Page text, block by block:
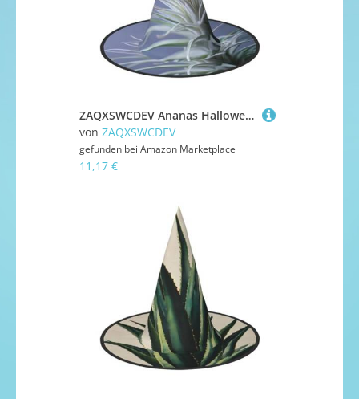
ZAQXSWCDEV Ananas Halloween Hut - Gruseliges Party-Kostüm-Accessoire mit Volldruck-Design - Leichter faltbarer Hexenhut für Halloween, Karneval, Maskerade & Rollenspiel-Events
von ZAQXSWCDEV
gefunden bei Amazon Marketplace
11,17 €